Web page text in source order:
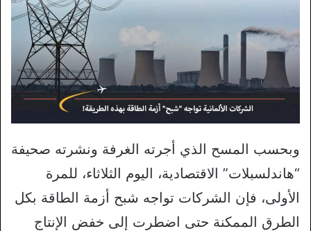
وبحسب المسح الذي أجرته الغرفة ونشرته صحيفة
“هاندلسبلات” الاقتصادية، اليوم الثلاثاء، للمرة
الأولى، فإن الشركات تواجه شبح أزمة الطاقة بكل
الطرق الممكنة حتى اضطرت إلى خفض الإنتاج